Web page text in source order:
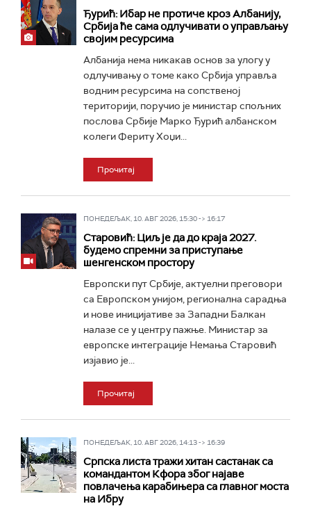
Ђурић: Ибар не протиче кроз Албанију,
Србија ће сама одлучивати о управљању
својим ресурсима
Албанија нема никакав основ за улогу у
одлучивању о томе како Србија управља
водним ресурсима на сопственој
територији, поручио је министар спољних
послова Србије Марко Ђурић албанском
колеги Фериту Хоџи...
Прочитај
ПОНЕДЕЉАК, 10. АВГ 2026, 15:30 -> 16:17
Старовић: Циљ је да до краја 2027.
будемо спремни за приступање
шенгенском простору
Европски пут Србије, актуелни преговори
са Европском унијом, регионална сарадња
и нове иницијативе за Западни Балкан
налазе се у центру пажње. Министар за
европске интеграције Немања Старовић
изјавио је...
Прочитај
ПОНЕДЕЉАК, 10. АВГ 2026, 14:13 -> 16:39
Српска листа тражи хитан састанак са
командантом Кфора због најаве
повлачења карабињера са главног моста
на Ибру